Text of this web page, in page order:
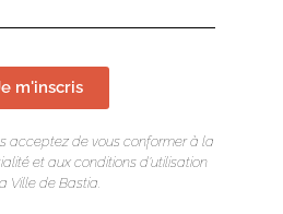
alboru/
m'inscris
acceptez de vous conformer à la
et aux conditions d’utilisation
Ville de Bastia.